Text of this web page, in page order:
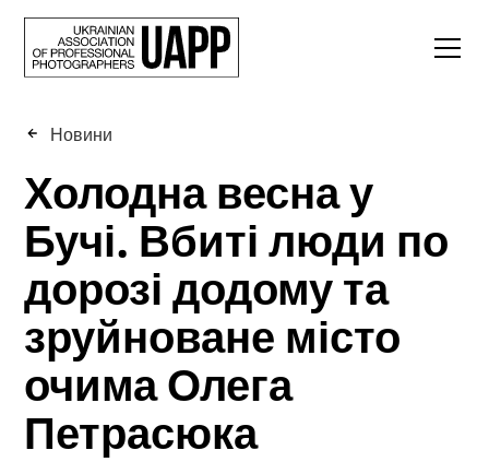
Новини
Холодна весна у
Бучі. Вбиті люди по
дорозі додому та
зруйноване місто
очима Олега
Петрасюка